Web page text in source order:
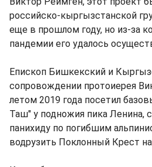
российско-кыргызстанской
еще в прошлом году, но из-за
пандемии его удалось
Епископ Бишкекский и
сопровождении протоиерея
летом 2019 года посетил
Таш" у подножия пика Ленина,
панихиду по погибшим
водрузить Поклонный Крест